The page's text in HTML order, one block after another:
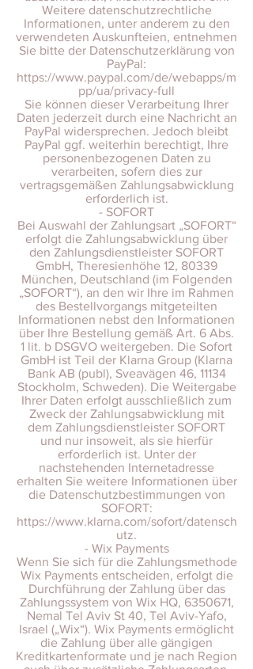
Weitere datenschutzrechtliche
Informationen, unter anderem zu den
verwendeten Auskunfteien, entnehmen
Sie bitte der Datenschutzerklärung von
PayPal:
https://www.paypal.com/de/webapps/m
pp/ua/privacy-full
Sie können dieser Verarbeitung Ihrer
Daten jederzeit durch eine Nachricht an
PayPal widersprechen. Jedoch bleibt
PayPal ggf. weiterhin berechtigt, Ihre
personenbezogenen Daten zu
verarbeiten, sofern dies zur
vertragsgemäßen Zahlungsabwicklung
erforderlich ist.
- SOFORT
Bei Auswahl der Zahlungsart „SOFORT“
erfolgt die Zahlungsabwicklung über
den Zahlungsdienstleister SOFORT
GmbH, Theresienhöhe 12, 80339
München, Deutschland (im Folgenden
„SOFORT“), an den wir Ihre im Rahmen
des Bestellvorgangs mitgeteilten
Informationen nebst den Informationen
über Ihre Bestellung gemäß Art. 6 Abs.
1 lit. b DSGVO weitergeben. Die Sofort
GmbH ist Teil der Klarna Group (Klarna
Bank AB (publ), Sveavägen 46, 11134
Stockholm, Schweden). Die Weitergabe
Ihrer Daten erfolgt ausschließlich zum
Zweck der Zahlungsabwicklung mit
dem Zahlungsdienstleister SOFORT
und nur insoweit, als sie hierfür
erforderlich ist. Unter der
nachstehenden Internetadresse
erhalten Sie weitere Informationen über
die Datenschutzbestimmungen von
SOFORT:
https://www.klarna.com/sofort/datensch
utz.
- Wix Payments
Wenn Sie sich für die Zahlungsmethode
Wix Payments entscheiden, erfolgt die
Durchführung der Zahlung über das
Zahlungssystem von Wix HQ, 6350671,
Nemal Tel Aviv St 40, Tel Aviv-Yafo,
Israel („Wix“). Wix Payments ermöglicht
die Zahlung über alle gängigen
Kreditkartenformate und je nach Region